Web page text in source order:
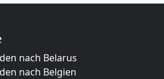
nach Belarus
nach Belgien